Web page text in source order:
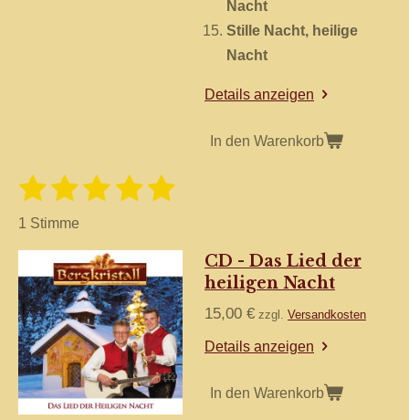
Nacht
Stille Nacht, heilige
Nacht
Details anzeigen
In den Warenkorb
B
r
t
u
n
g
1
S
t
e
r
n
2
S
t
e
r
n
e
3
t
e
r
n
e
4
t
e
r
n
e
5
t
e
r
n
e
B
r
u
n
g
a
b
s
e
n
d
1 Stimme
CD - Das Lied der
heiligen Nacht
15,00 € zzgl. Versandkosten
Details anzeigen
In den Warenkorb